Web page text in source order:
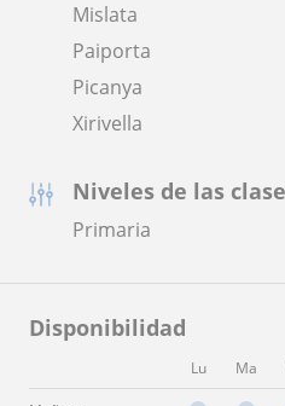
Mislata
Paiporta
Picanya
Xirivella
Niveles de las
Primaria
Disponibilidad
Lu Ma